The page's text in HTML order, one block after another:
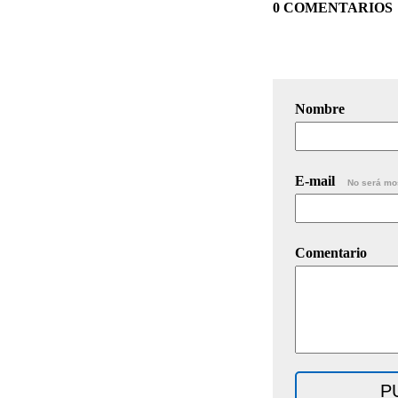
0 COMENTARIOS
Nombre
E-mail No será
Comentario